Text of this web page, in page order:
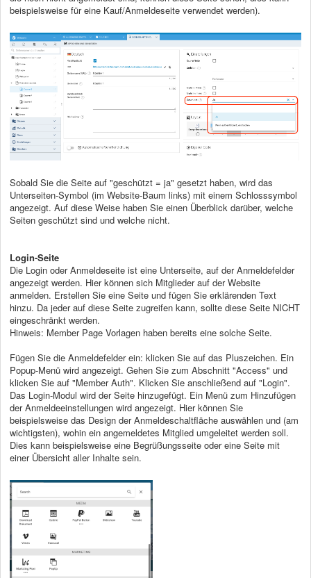
beispielsweise für eine Kauf/Anmeldeseite verwendet werden).
Sobald Sie die Seite auf "geschützt = ja" gesetzt haben, wird das
Unterseiten-Symbol (im Website-Baum links) mit einem Schlosssymbol
angezeigt. Auf diese Weise haben Sie einen Überblick darüber, welche
Seiten geschützt sind und welche nicht.
Login-Seite
Die Login oder Anmeldeseite ist eine Unterseite, auf der Anmeldefelder
angezeigt werden. Hier können sich Mitglieder auf der Website
anmelden. Erstellen Sie eine Seite und fügen Sie erklärenden Text
hinzu. Da jeder auf diese Seite zugreifen kann, sollte diese Seite NICHT
eingeschränkt werden.
Hinweis: Member Page Vorlagen haben bereits eine solche Seite.
Fügen Sie die Anmeldefelder ein: klicken Sie auf das Pluszeichen. Ein
Popup-Menü wird angezeigt. Gehen Sie zum Abschnitt "Access" und
klicken Sie auf "Member Auth". Klicken Sie anschließend auf "Login".
Das Login-Modul wird der Seite hinzugefügt. Ein Menü zum Hinzufügen
der Anmeldeeinstellungen wird angezeigt. Hier können Sie
beispielsweise das Design der Anmeldeschaltfläche auswählen und (am
wichtigsten), wohin ein angemeldetes Mitglied umgeleitet werden soll.
Dies kann beispielsweise eine Begrüßungsseite oder eine Seite mit
einer Übersicht aller Inhalte sein.